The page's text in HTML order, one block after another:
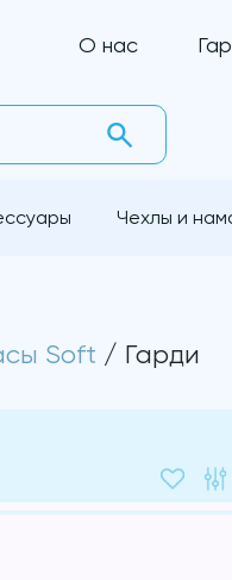
О нас
Чехлы и
Soft / Гарди